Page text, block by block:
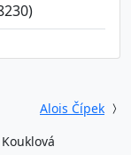
Alois Čípek